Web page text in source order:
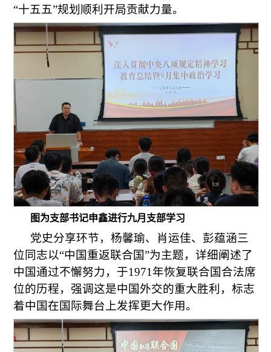
“十五五”规划顺利开局贡献力量。
图为支部书记申鑫进行九月支部学习
党史分享环节，杨馨瑜、肖运佳、彭蕴涵三
位同志以“中国重返联合国”为主题，详细阐述了
中国通过不懈努力，于1971年恢复联合国合法席
位的历程，强调这是中国外交的重大胜利，标志
着中国在国际舞台上发挥更大作用。